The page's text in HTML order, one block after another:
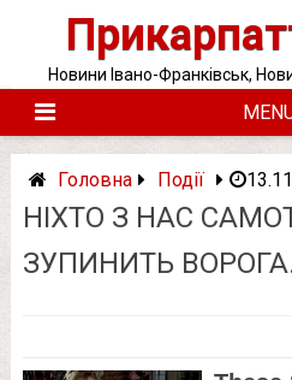
Новини Івано-Франківськ,
Головна Події
НІХТО З НАС
ЗУПИНИТЬ